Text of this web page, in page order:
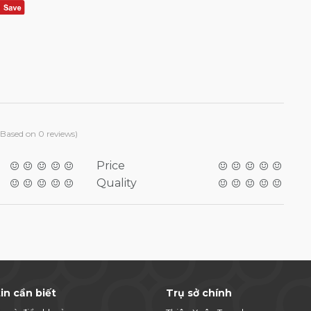
on 0 reviews)
Price
Quality
cần biết Trụ sở chính